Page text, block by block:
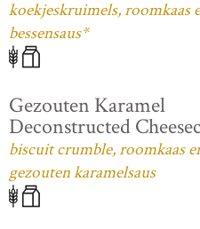
koekjeskruimels, roomkaas
bessensaus*
Gezouten Karamel
Deconstructed
biscuit crumble, roomkaas
gezouten karamelsaus